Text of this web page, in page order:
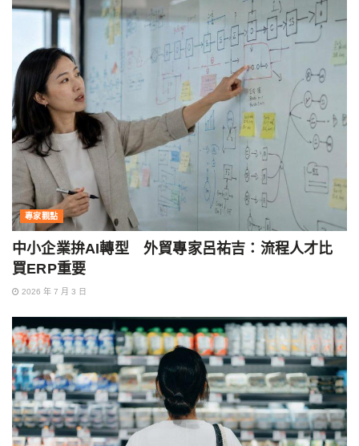
專家觀點
中小企業拚AI轉型 外貿專家呂祐吉：流程人才比
買ERP重要
2026 年 7 月 3 日